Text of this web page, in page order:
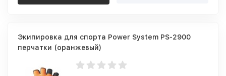
Экипировка для спорта Power System PS-2900
перчатки (оранжевый)